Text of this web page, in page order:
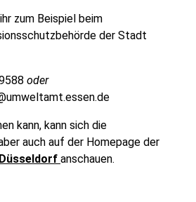
zum Beispiel beim
der Stadt
oder
kann, kann sich die
auch auf der Homepage der
anschauen.